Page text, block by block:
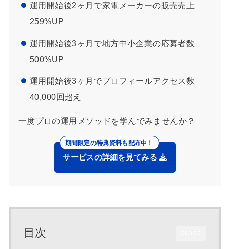
運用開始後2ヶ月で家電メーカーの販売売上
259%UP
運用開始後3ヶ月で地方中小企業の応募者数
500%UP
運用開始後3ヶ月でプロフィールアクセス数
40,000回超え
一度プロの運用メソッドを学んでみませんか？
サービスの詳細を見てみる
目次